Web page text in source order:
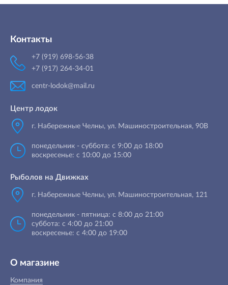
Контакты
+7 (919) 698-56-38
+7 (917) 264-34-01
centr-lodok@mail.ru
Центр лодок
г. Набережные Челны, ул. Машиностроительная, 90B
понедельник - суббота: с 9:00 до 18:00
воскресенье: с 10:00 до 15:00
Рыболов на Движках
г. Набережные Челны, ул. Машиностроительная, 121
понедельник - пятница: с 8:00 до 21:00
суббота: с 4:00 до 21:00
воскресенье: с 4:00 до 19:00
О магазине
Компания